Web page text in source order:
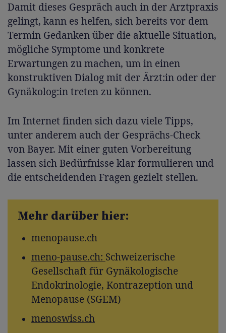
Damit dieses Gespräch auch in der Arztpraxis
gelingt, kann es helfen, sich bereits vor dem
Termin Gedanken über die aktuelle Situation,
mögliche Symptome und konkrete
Erwartungen zu machen, um in einen
konstruktiven Dialog mit der Ärzt:in oder der
Gynäkolog:in treten zu können.
Im Internet finden sich dazu viele Tipps,
unter anderem auch der Gesprächs-Check
von Bayer. Mit einer guten Vorbereitung
lassen sich Bedürfnisse klar formulieren und
die entscheidenden Fragen gezielt stellen.
Mehr darüber hier:
menopause.ch
meno-pause.ch: Schweizerische
Gesellschaft für Gynäkologische
Endokrinologie, Kontrazeption und
Menopause (SGEM)
menoswiss.ch